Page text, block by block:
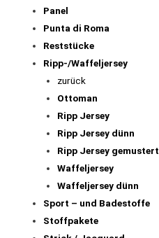
Panel
Punta di Roma
Reststücke
Ripp-/Waffeljersey
zurück
Ottoman
Ripp Jersey
Ripp Jersey dünn
Ripp Jersey gemustert
Waffeljersey
Waffeljersey dünn
Sport – und Badestoffe
Stoffpakete